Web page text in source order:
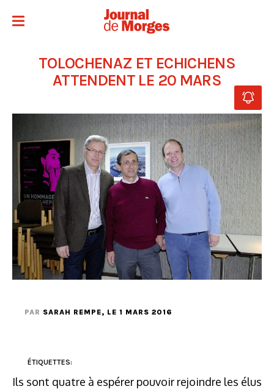
TOLOCHENAZ ET ECHICHENS
ATTENDENT LE 20 MARS
PAR SARAH REMPE, LE 1 MARS 2016
ÉTIQUETTES:
Ils sont quatre à espérer pouvoir rejoindre les élus